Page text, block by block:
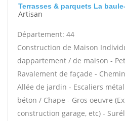
Terrasses & parquets La
Artisan
Département: 44
Construction de Maison
dappartement / de maison -
Ravalement de façade -
Allée de jardin - Escaliers
béton / Chape - Gros oeuvre
construction garage, etc) -